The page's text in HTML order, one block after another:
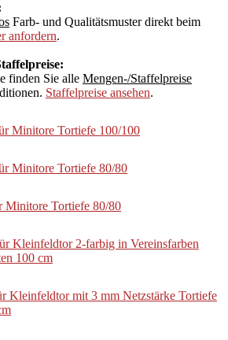
Farb- und Qualitätsmuster direkt beim
anfordern.
finden Sie alle Mengen-/Staffelpreise
Staffelpreise ansehen.
Minitore Tortiefe 100/100
Minitore Tortiefe 80/80
Minitore Tortiefe 80/80
Kleinfeldtor 2-farbig in Vereinsfarben
100 cm
Kleinfeldtor mit 3 mm Netzstärke Tortiefe